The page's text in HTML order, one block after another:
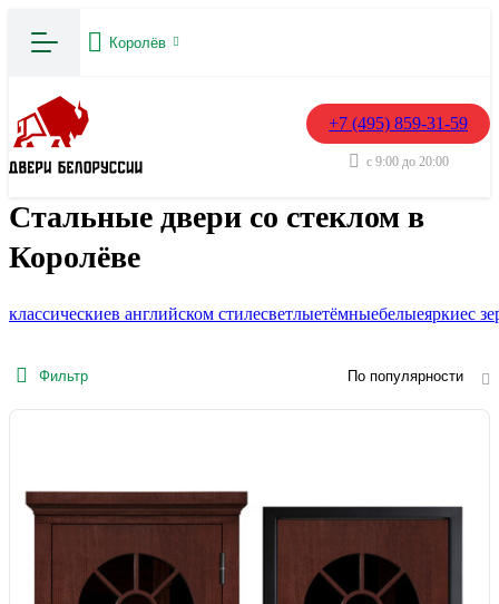
Королёв
+7 (495) 859-31-59
с 9:00 до 20:00
Стальные двери со стеклом в
Королёве
классическиев английском стилесветлыетёмныебелыеяркиес
Фильтр По популярности